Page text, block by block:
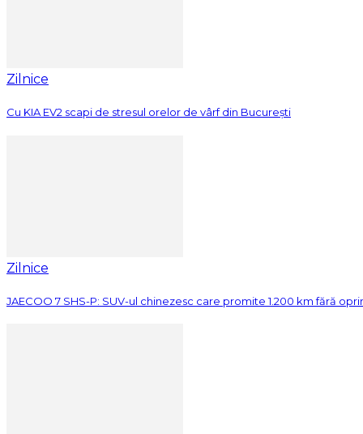
Zilnice
Cu KIA EV2 scapi de stresul orelor de vârf din București
Zilnice
JAECOO 7 SHS-P: SUV-ul chinezesc care promite 1.200 km fără